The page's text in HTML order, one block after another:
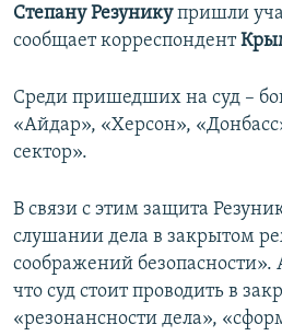
Степану Резуникупришли
сообщает корреспондент
Среди пришедших на суд –
«Айдар», «Херсон»,
сектор».
В связи с этим защита
слушании дела в закрытом
соображений безопасности».
что суд стоит проводить в
«резонансности дела»,